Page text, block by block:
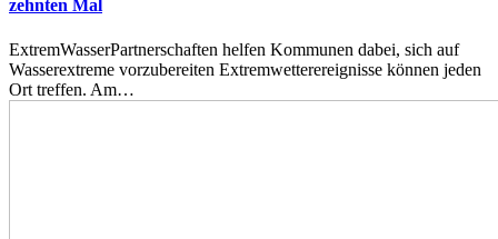
zehnten Mal
ExtremWasserPartnerschaften helfen Kommunen dabei, sich auf
Wasserextreme vorzubereiten Extremwetterereignisse können jeden
Ort treffen. Am…